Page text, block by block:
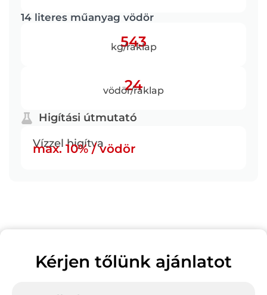
14 literes műanyag vödör
543
kg/raklap
24
vödör/raklap
Higítási útmutató
Vízzel higítva
max. 10% / vödör
Kérjen tőlünk ajánlatot